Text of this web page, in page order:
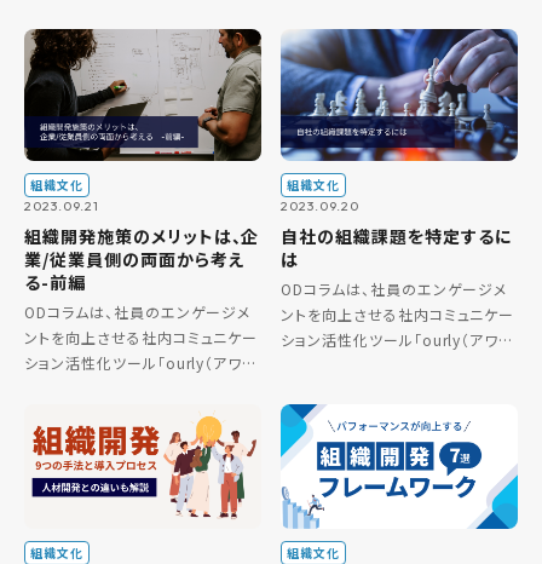
Development）部門が発信するコ
[…]
会社の組織開発（Organization
Development）部門が発信するコ
[…]
組織文化
2023.09.21
組織開発施策のメリットは、企
業/従業員側の両面から考え
る-前編
ODコラムは、社員のエンゲージメ
ントを向上させる社内コミュニケー
ション活性化ツール「ourly（アワ
会社の組織開発（Organization
Development）部門が発信するコ
[…]
組織文化
2023.09.20
自社の組織課題を特定するに
は
ODコラムは、社員のエンゲージメ
ントを向上させる社内コミュニケー
ション活性化ツール「ourly（アワ
Development）部門が発信するコ
[…]
組織文化 組織文化